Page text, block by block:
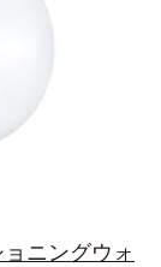
ニングウォ